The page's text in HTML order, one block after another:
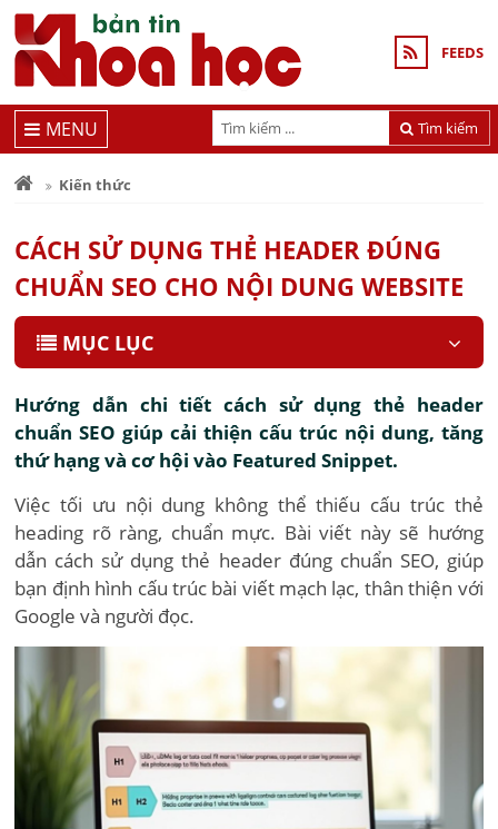
FEEDS
Tìm kiếm
MENU
Kiến thức
CÁCH SỬ DỤNG THẺ HEADER ĐÚNG
CHUẨN SEO CHO NỘI DUNG WEBSITE
MỤC LỤC
Hướng dẫn chi tiết cách sử dụng thẻ header
chuẩn SEO giúp cải thiện cấu trúc nội dung, tăng
thứ hạng và cơ hội vào Featured Snippet.
Việc tối ưu nội dung không thể thiếu cấu trúc thẻ
heading rõ ràng, chuẩn mực. Bài viết này sẽ hướng
dẫn cách sử dụng thẻ header đúng chuẩn SEO, giúp
bạn định hình cấu trúc bài viết mạch lạc, thân thiện với
Google và người đọc.